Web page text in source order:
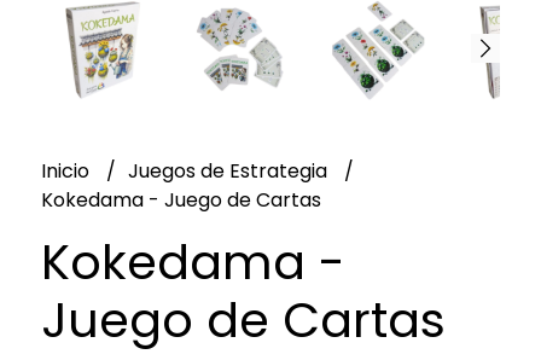
Inicio
Juegos de Estrategia
Kokedama - Juego de Cartas
Kokedama -
Juego de Cartas